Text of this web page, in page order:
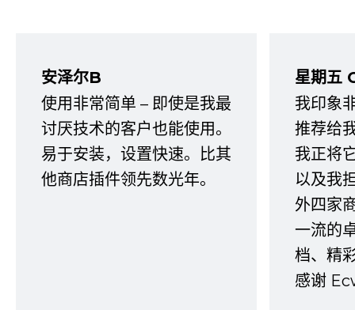
安泽尔B
使用非常简单 – 即使是我最
讨厌技术的客户也能使用。
易于安装，设置快速。比其
他商店插件领先数光年。
星期五
我印象
推荐给
我正将
以及我
外四家
一流的
档、精
感谢